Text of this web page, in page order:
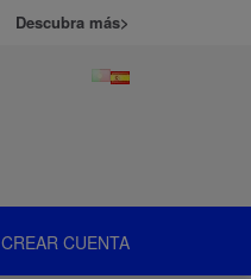
Descubra más>
CREAR CUENTA